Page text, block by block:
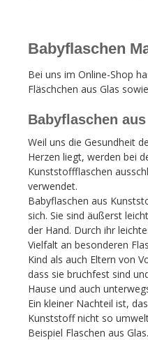
Babyflaschen
Bei uns im Online-Shop
Fläschchen aus Glas
Babyflaschen
Weil uns die Gesundheit
Herzen liegt, werden bei
Kunststoffflaschen
verwendet.
Babyflaschen aus
sich. Sie sind äußerst
der Hand. Durch ihr
Vielfalt an besonderen
Kind als auch Eltern von
dass sie bruchfest sind
Hause und auch
Ein kleiner Nachteil ist,
Kunststoff nicht so
Beispiel Flaschen aus Glas.